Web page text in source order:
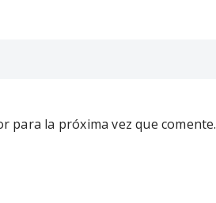
para la próxima vez que comente.